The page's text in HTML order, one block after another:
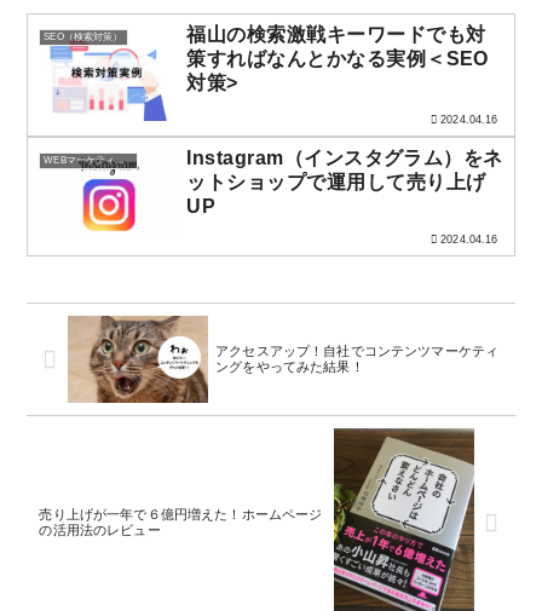
SEO（検索対策）
福山の検索激戦キーワードでも対
策すればなんとかなる実例＜SEO
対策>
2024.04.16
WEBマーケティング
Instagram（インスタグラム）をネ
ットショップで運用して売り上げ
UP
2024.04.16
アクセスアップ！自社でコンテンツマーケティ
ングをやってみた結果！
売り上げが一年で６億円増えた！ホームページ
の活用法のレビュー